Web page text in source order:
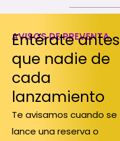
AVISOS DE PREVENTA
Entérate antes
que nadie de
cada
lanzamiento
Te avisamos cuando se
lance una reserva o